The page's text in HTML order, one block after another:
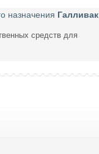
назначения Галливак
средств для